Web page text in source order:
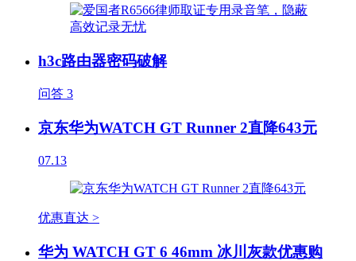
h3c路由器密码破解
问答 3
京东华为WATCH GT Runner 2直降643元
07.13
优惠直达 >
华为 WATCH GT 6 46mm 冰川灰款优惠购